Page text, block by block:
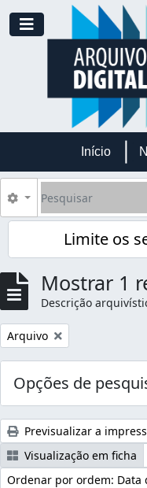
Skip to main content
Toggle
Início
Pesquisar
Opções de busca
Limite os
Mostrar 1
Descrição
Remover filtro:
Arquivo
Opções de
Previsualizar a
Visualização em ficha
Ordenar por ordem: Data